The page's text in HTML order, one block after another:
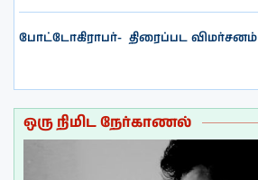
போட்டோகிராபர்- ‌ திரைப்பட விமர்சனம்
ஒரு நிமிட நேர்காணல்